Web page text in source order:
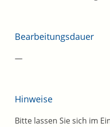
Bearbeitungsdauer
—
Hinweise
Bitte lassen Sie sich im